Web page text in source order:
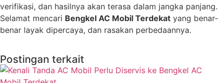
verifikasi, dan hasilnya akan terasa dalam jangka panjang.
Selamat mencari Bengkel AC Mobil Terdekat yang benar-
benar layak dipercaya, dan rasakan perbedaannya.
Postingan terkait